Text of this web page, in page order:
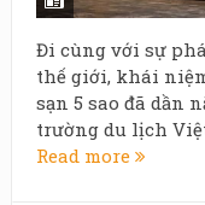
Đi cùng với sự
thế giới, khái
sạn 5 sao đã dần
trường du lịch
Read more